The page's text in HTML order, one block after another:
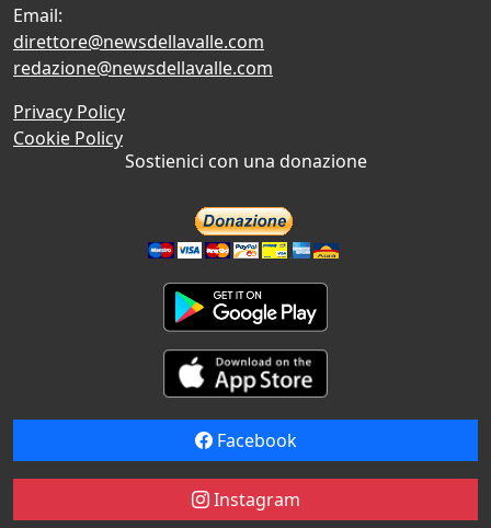
Email:
direttore@newsdellavalle.com
redazione@newsdellavalle.com
Privacy Policy
Cookie Policy
Sostienici con una donazione
Facebook
Instagram